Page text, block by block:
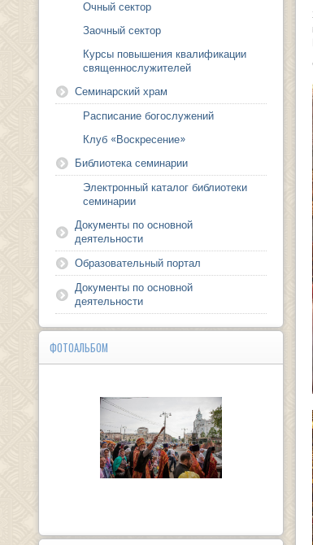
Очный сектор
Заочный сектор
Курсы повышения квалификации
священнослужителей
Семинарский храм
Расписание богослужений
Клуб «Воскресение»
Библиотека семинарии
Электронный каталог библиотеки
семинарии
Документы по основной
деятельности
Образовательный портал
Документы по основной
деятельности
ФОТОАЛЬБОМ